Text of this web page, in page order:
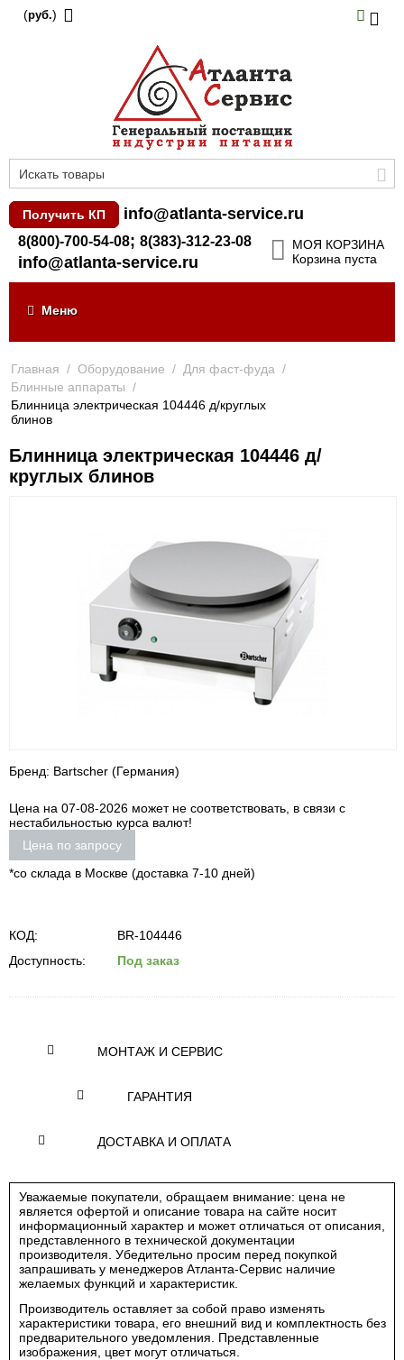
(руб.)
Получить КП info@atlanta-service.ru
8(800)-700-54-08; 8(383)-312-23-08
info@atlanta-service.ru
МОЯ КОРЗИНА
Корзина пуста
Меню
Главная / Оборудование / Для фаст-фуда /
Блинные аппараты /
Блинница электрическая 104446 д/круглых
блинов
Блинница электрическая 104446 д/
круглых блинов
Бренд: Bartscher (Германия)
Цена на 07-08-2026 может не соответствовать, в связи с
нестабильностью курса валют!
Цена по запросу
*со склада в Москве (доставка 7-10 дней)
КОД:
BR-104446
Доступность:
Под заказ
МОНТАЖ И СЕРВИС
ГАРАНТИЯ
ДОСТАВКА И ОПЛАТА
Уважаемые покупатели, обращаем внимание: цена не
является офертой и описание товара на сайте носит
информационный характер и может отличаться от описания,
представленного в технической документации
производителя. Убедительно просим перед покупкой
запрашивать у менеджеров Атланта-Сервис наличие
желаемых функций и характеристик.
Производитель оставляет за собой право изменять
характеристики товара, его внешний вид и комплектность без
предварительного уведомления. Представленные
изображения, цвет могут отличаться.